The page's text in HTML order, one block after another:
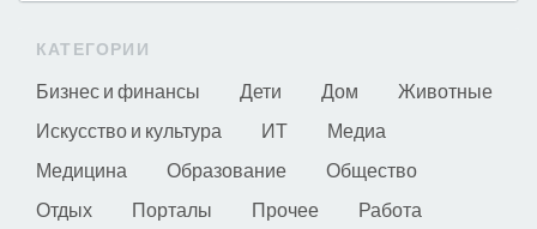
КАТЕГОРИИ
Бизнес и финансы Дети Дом
Животные
Искусство и культура
ИТ
Медиа
Медицина
Образование
Общество
Отдых
Порталы Прочее
Работа